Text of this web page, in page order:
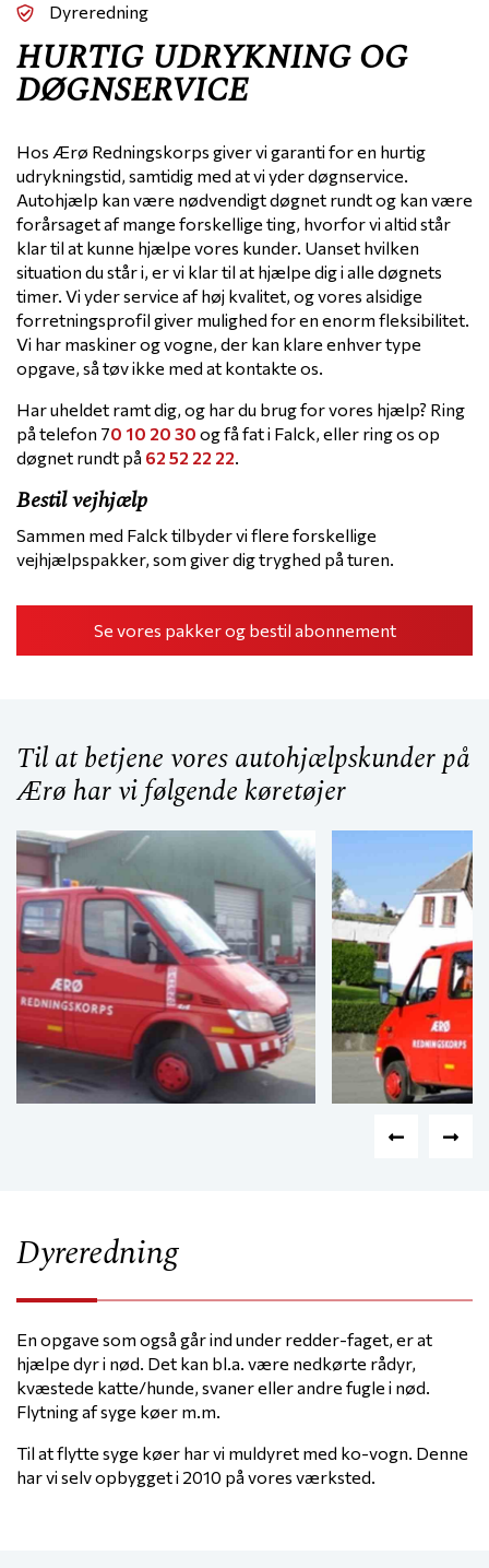
Dyreredning
HURTIG UDRYKNING OG
DØGNSERVICE
Hos Ærø Redningskorps giver vi garanti for en hurtig
udrykningstid, samtidig med at vi yder døgnservice.
Autohjælp kan være nødvendigt døgnet rundt og kan være
forårsaget af mange forskellige ting, hvorfor vi altid står
klar til at kunne hjælpe vores kunder. Uanset hvilken
situation du står i, er vi klar til at hjælpe dig i alle døgnets
timer. Vi yder service af høj kvalitet, og vores alsidige
forretningsprofil giver mulighed for en enorm fleksibilitet.
Vi har maskiner og vogne, der kan klare enhver type
opgave, så tøv ikke med at kontakte os.
Har uheldet ramt dig, og har du brug for vores hjælp? Ring
på telefon 70 10 20 30 og få fat i Falck, eller ring os op
døgnet rundt på 62 52 22 22.
Bestil vejhjælp
Sammen med Falck tilbyder vi flere forskellige
vejhjælpspakker, som giver dig tryghed på turen.
Se vores pakker og bestil abonnement
Til at betjene vores autohjælpskunder på
Ærø har vi følgende køretøjer
Dyreredning
En opgave som også går ind under redder-faget, er at
hjælpe dyr i nød. Det kan bl.a. være nedkørte rådyr,
kvæstede katte/hunde, svaner eller andre fugle i nød.
Flytning af syge køer m.m.
Til at flytte syge køer har vi muldyret med ko-vogn. Denne
har vi selv opbygget i 2010 på vores værksted.